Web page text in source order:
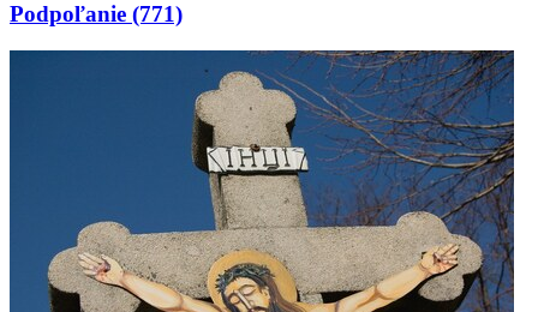
Podpoľanie (771)